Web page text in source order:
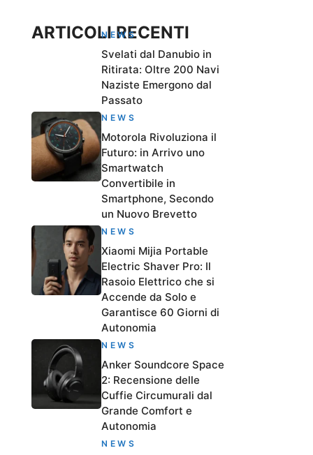
ARTICOLI RECENTI
NEWS
Svelati dal Danubio in
Ritirata: Oltre 200 Navi
Naziste Emergono dal
Passato
NEWS
Motorola Rivoluziona il
Futuro: in Arrivo uno
Smartwatch
Convertibile in
Smartphone, Secondo
un Nuovo Brevetto
NEWS
Xiaomi Mijia Portable
Electric Shaver Pro: Il
Rasoio Elettrico che si
Accende da Solo e
Garantisce 60 Giorni di
Autonomia
NEWS
Anker Soundcore Space
2: Recensione delle
Cuffie Circumurali dal
Grande Comfort e
Autonomia
NEWS